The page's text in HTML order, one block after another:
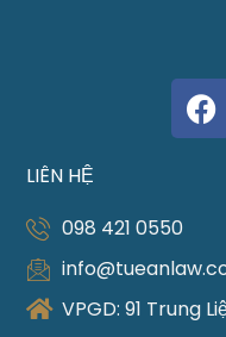
LIÊN HỆ
098 421 0550
VPGD: 91 Trung